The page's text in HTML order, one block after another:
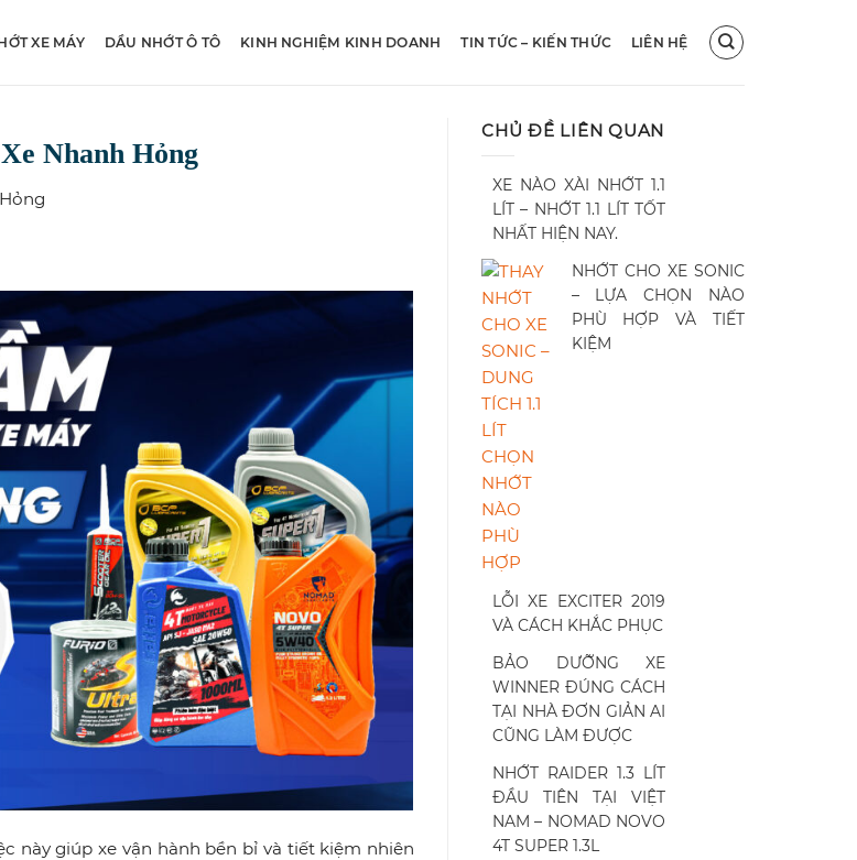
XE MÁY DẦU NHỚT Ô TÔ KINH NGHIỆM KINH DOANH TIN TỨC – KIẾN THỨC LIÊN HỆ
Nhanh Hỏng
này giúp xe vận hành bền bỉ và tiết kiệm nhiên
CHỦ ĐỀ LIÊN QUAN
XE NÀO XÀI NHỚT 1.1
LÍT – NHỚT 1.1 LÍT TỐT
NHẤT HIỆN NAY.
NHỚT CHO XE SONIC
– LỰA CHỌN NÀO
PHÙ HỢP VÀ TIẾT
KIỆM
LỖI XE EXCITER 2019
VÀ CÁCH KHẮC PHỤC
BẢO DƯỠNG XE
WINNER ĐÚNG CÁCH
TẠI NHÀ ĐƠN GIẢN AI
CŨNG LÀM ĐƯỢC
NHỚT RAIDER 1.3 LÍT
ĐẦU TIÊN TẠI VIỆT
NAM – NOMAD NOVO
4T SUPER 1.3L